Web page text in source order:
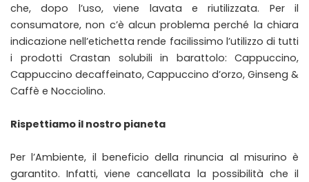
che, dopo l’uso, viene lavata e riutilizzata. Per il
consumatore, non c’è alcun problema perché la chiara
indicazione nell’etichetta rende facilissimo l’utilizzo di tutti
i prodotti Crastan solubili in barattolo: Cappuccino,
Cappuccino decaffeinato, Cappuccino d’orzo, Ginseng &
Caffè e Nocciolino.
Rispettiamo il nostro pianeta
Per l’Ambiente, il beneficio della rinuncia al misurino è
garantito. Infatti, viene cancellata la possibilità che il